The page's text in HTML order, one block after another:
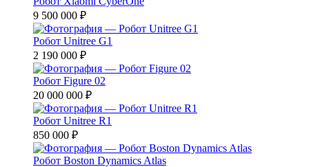
9 500 000 ₽
Робот Unitree G1
2 190 000 ₽
Робот Figure 02
20 000 000 ₽
Робот Unitree R1
850 000 ₽
Робот Boston Dynamics Atlas